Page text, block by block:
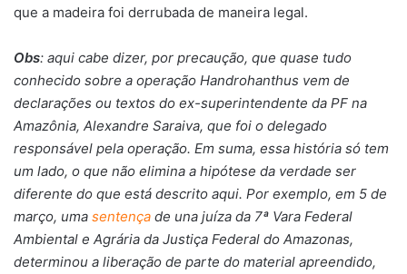
que a madeira foi derrubada de maneira legal.
Obs: aqui cabe dizer, por precaução, que quase tudo
conhecido sobre a operação Handrohanthus vem de
declarações ou textos do ex-superintendente da PF na
Amazônia, Alexandre Saraiva, que foi o delegado
responsável pela operação. Em suma, essa história só tem
um lado, o que não elimina a hipótese da verdade ser
diferente do que está descrito aqui. Por exemplo, em 5 de
março, uma sentença de una juíza da 7ª Vara Federal
Ambiental e Agrária da Justiça Federal do Amazonas,
determinou a liberação de parte do material apreendido,